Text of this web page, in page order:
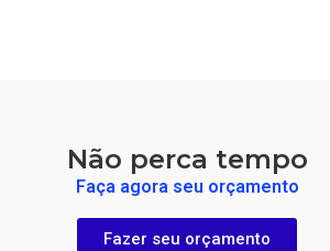
Não perca tempo
Faça agora seu orçamento
Fazer seu orçamento